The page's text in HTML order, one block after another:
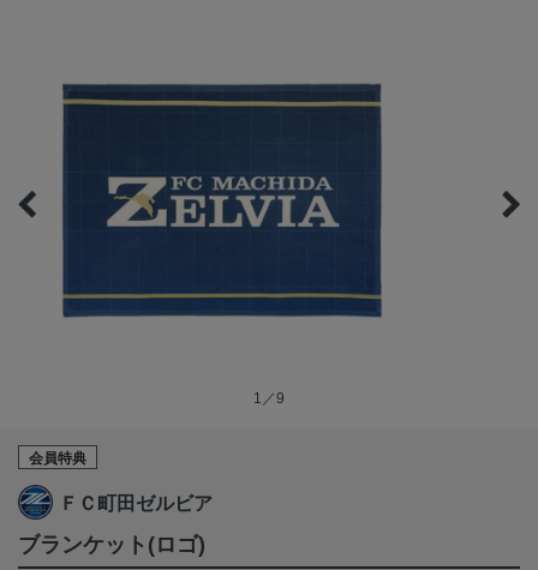
1／9
会員特典
ＦＣ町田ゼルビア
ブランケット(ロゴ)